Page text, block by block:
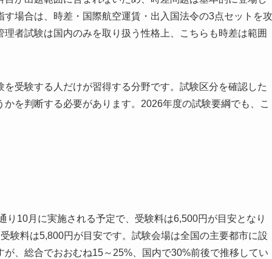
場合は、時差・国際航空運賃・出入国法令の3点セットを攻
者試験は国内のみを取り扱う性格上、こちらも時差は範囲
受験する人だけが習得する分野です。試験区分を確認した
を判断する必要があります。2026年度の試験要綱でも、こ
10月に実施される予定で、受験料は6,500円が目安となり
験料は5,800円が目安です。試験会場は全国の主要都市に設
、総合でおおむね15～25%、国内で30%前後で推移してい